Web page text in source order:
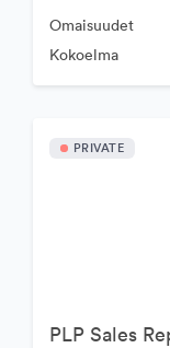
Omaisuudet
Kokoelma
PRIVATE
PLP Sales